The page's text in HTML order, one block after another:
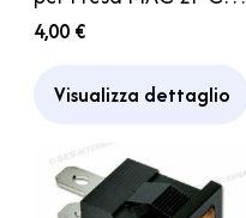
Caravan Camper
4,00 €
Visualizza dettaglio